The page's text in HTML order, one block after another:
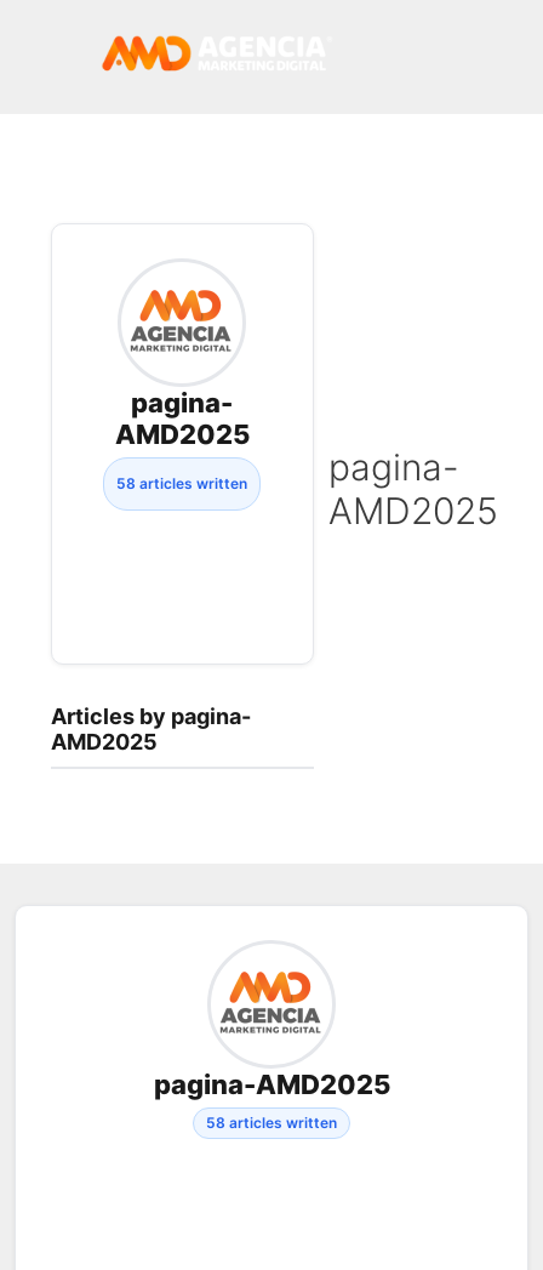
pagina-
AMD2025
58 articles written
Articles by pagina-
AMD2025
pagina-
AMD2025
pagina-AMD2025
58 articles written